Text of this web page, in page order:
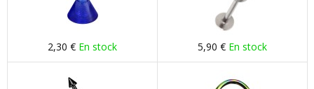
2,30 € En stock 5,90 € En stock